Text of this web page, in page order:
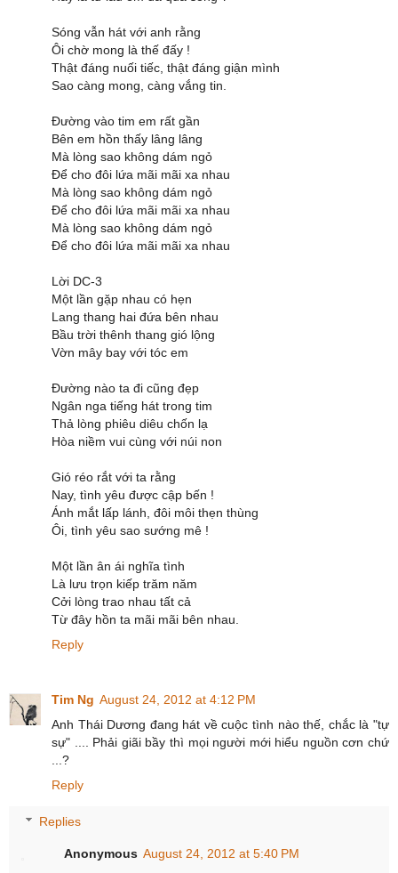
Sóng vẫn hát với anh rằng
Ôi chờ mong là thế đấy !
Thật đáng nuối tiếc, thật đáng giận mình
Sao càng mong, càng vắng tin.
Đường vào tim em rất gần
Bên em hồn thấy lâng lâng
Mà lòng sao không dám ngỏ
Để cho đôi lứa mãi mãi xa nhau
Mà lòng sao không dám ngỏ
Để cho đôi lứa mãi mãi xa nhau
Mà lòng sao không dám ngỏ
Để cho đôi lứa mãi mãi xa nhau
Lời DC-3
Một lần gặp nhau có hẹn
Lang thang hai đứa bên nhau
Bầu trời thênh thang gió lộng
Vờn mây bay với tóc em
Đường nào ta đi cũng đẹp
Ngân nga tiếng hát trong tim
Thả lòng phiêu diêu chốn lạ
Hòa niềm vui cùng với núi non
Gió réo rắt với ta rằng
Nay, tình yêu được cập bến !
Ánh mắt lấp lánh, đôi môi thẹn thùng
Ôi, tình yêu sao sướng mê !
Một lần ân ái nghĩa tình
Là lưu trọn kiếp trăm năm
Cởi lòng trao nhau tất cả
Từ đây hồn ta mãi mãi bên nhau.
Reply
Tim Ng August 24, 2012 at 4:12 PM
Anh Thái Dương đang hát về cuộc tình nào thế, chắc là "tự
sự" .... Phải giãi bầy thì mọi người mới hiểu nguồn cơn chứ
...?
Reply
Replies
Anonymous August 24, 2012 at 5:40 PM